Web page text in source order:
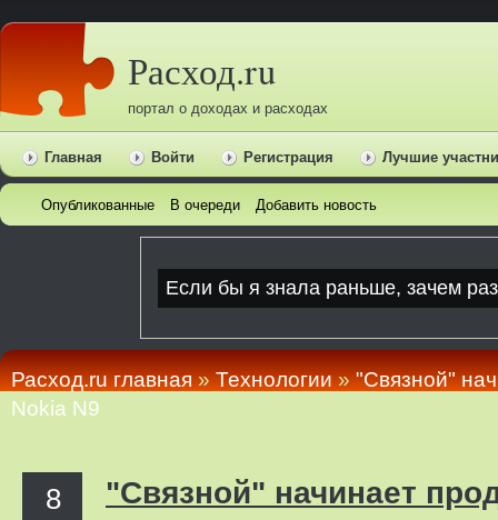
Расход.ru
портал о доходах и расходах
Главная Войти Регистрация Лучшие
Опубликованные В очереди Добавить новость
Расход.ru главная»Технологии»"Связной"
Nokia N9
8
"Связной" начинает